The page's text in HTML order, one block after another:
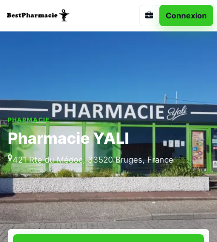
Connexion
PHARMACIE
Pharmacie YALI
421 Rte du Médoc, 33520 Bruges, France